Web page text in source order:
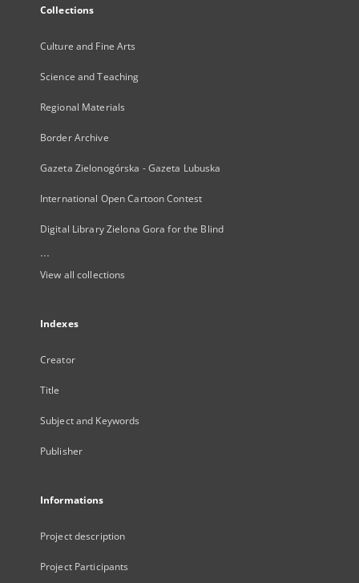
Collections
Culture and Fine Arts
Science and Teaching
Regional Materials
Border Archive
Gazeta Zielonogórska - Gazeta Lubuska
International Open Cartoon Contest
Digital Library Zielona Gora for the Blind
...
View all collections
Indexes
Creator
Title
Subject and Keywords
Publisher
Informations
Project description
Project Participants